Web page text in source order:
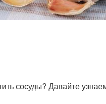
сосуды? Давайте